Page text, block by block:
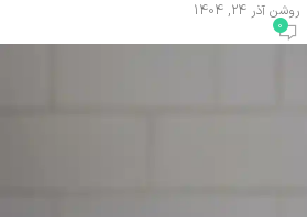
روشن آذر 24, 1404
0